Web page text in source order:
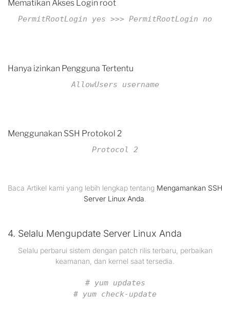
Mematikan Akses Login root
PermitRootLogin yes >>> PermitRootLogin no
Hanya izinkan Pengguna Tertentu
AllowUsers username
Menggunakan SSH Protokol 2
Protocol 2
Baca Artikel kami yang lebih lengkap tentang Mengamankan SSH
Server Linux Anda
4. Selalu Mengupdate Server Linux Anda
Selalu perbarui sistem dengan patch rilis terbaru, perbaikan
keamanan, dan kernel saat tersedia.
# yum updates
# yum check-update